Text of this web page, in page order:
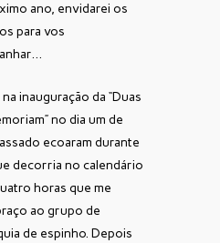
ano, envidarei os
para vos
inauguração da “Duas
no dia um de
ecoaram durante
decorria no calendário
horas que me
ao grupo de
de espinho. Depois